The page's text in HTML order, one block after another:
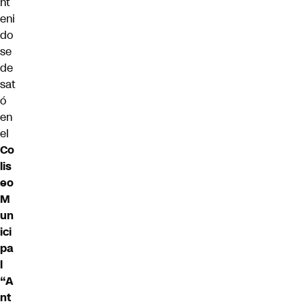
eni
do
se
de
sat
ó
en
el
Co
lis
eo
M
un
ici
pa
l
“A
nt